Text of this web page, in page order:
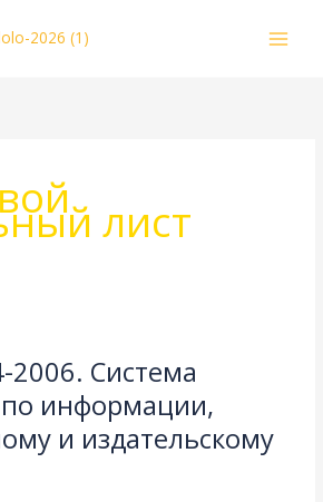
лист
2006. Система
по информации,
и издательскому